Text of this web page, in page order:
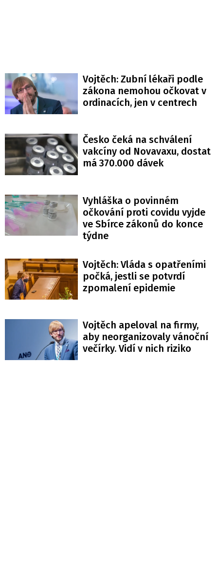
Vojtěch: Zubní lékaři podle
zákona nemohou očkovat v
ordinacích, jen v centrech
Česko čeká na schválení
vakcíny od Novavaxu, dostat
má 370.000 dávek
Vyhláška o povinném
očkování proti covidu vyjde
ve Sbírce zákonů do konce
týdne
Vojtěch: Vláda s opatřeními
počká, jestli se potvrdí
zpomalení epidemie
Vojtěch apeloval na firmy,
aby neorganizovaly vánoční
večírky. Vidí v nich riziko